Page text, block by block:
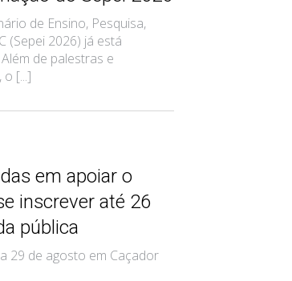
de Ensino, Pesquisa,
(Sepei 2026) já está
de palestras e
[...]
em apoiar o
inscrever até 26
pública
29 de agosto em Caçador